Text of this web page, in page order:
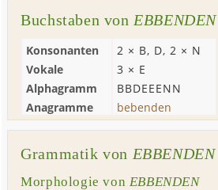
Buchstaben von EBBENDEN
Konsonanten 2 × B, D, 2 × N
Vokale
3 × E
Alphagramm
BBDEEENN
Anagramme
bebenden
Grammatik von EBBENDEN
Morphologie von EBBENDEN